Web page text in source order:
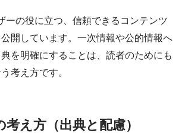
ーの役に立つ、信頼できるコンテンツ
開しています。一次情報や公的情報へ
を明確にすることは、読者のためにも
考え方です。
え方（出典と配慮）